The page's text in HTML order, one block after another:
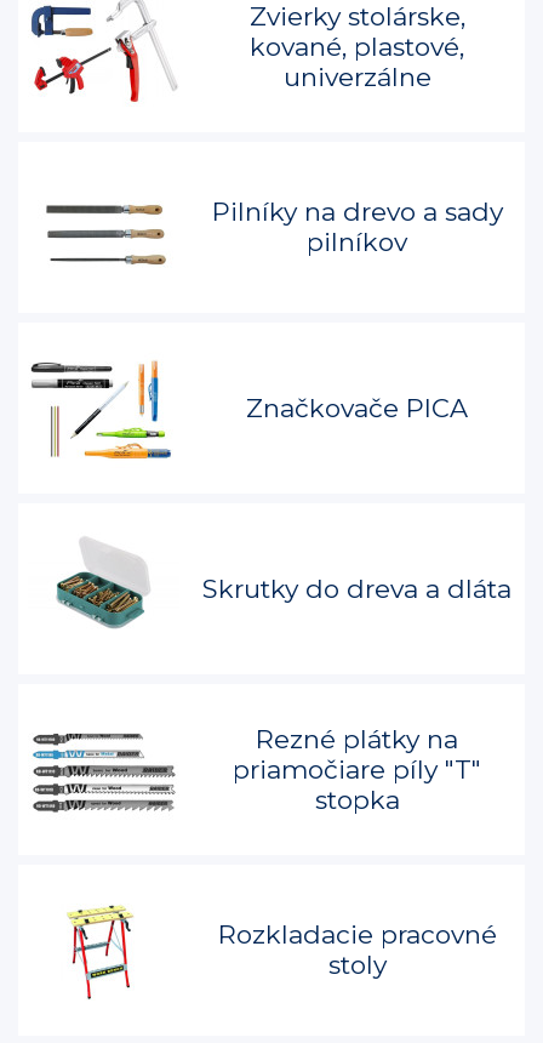
Zvierky stolárske,
kované, plastové,
univerzálne
Pilníky na drevo a sady
pilníkov
Značkovače PICA
Skrutky do dreva a dláta
Rezné plátky na
priamočiare píly "T"
stopka
Rozkladacie pracovné
stoly